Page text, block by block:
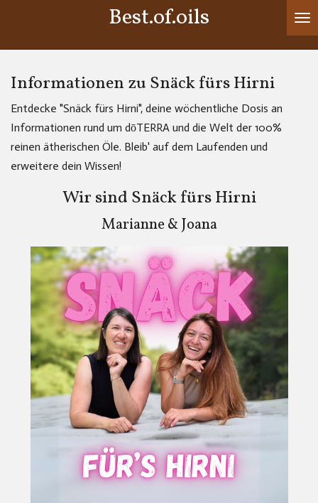
Best.of.oils
Informationen zu Snäck fürs Hirni
Entdecke "Snäck fürs Hirni", deine wöchentliche Dosis an
Informationen rund um dōTERRA und die Welt der 100%
reinen ätherischen Öle. Bleib' auf dem Laufenden und
erweitere dein Wissen!
Wir sind Snäck fürs Hirni
Marianne & Joana